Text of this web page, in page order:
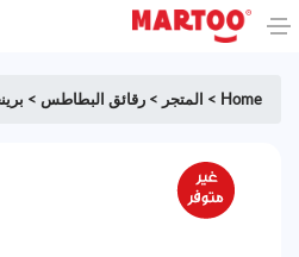
Home
> المتجر > رقائق البطاطس >